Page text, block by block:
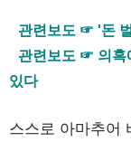
관련보도 ☞ '돈
관련보도 ☞ 의혹
있다
스스로 아마추어